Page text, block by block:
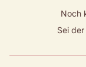
Noch
Sei